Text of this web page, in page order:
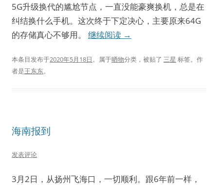
5G升级换代的尴尬节点，一直没能豪爽换机，总是在
纠结换什么手机。这次终于下定决心，主要原来64G
的存储真心不够用。 继续阅读 →
本条目发布于2020年5月18日。属于晒物分类，被贴了 三星 标签。 作
者是王东东。
海南报到
发表评论
3月2日，从扬州飞海口，一切顺利。跟6年前一样，